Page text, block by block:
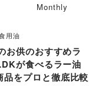
用油
お供のおすすめラ
が食べるラー油
品をプロと徹底比較
Monthly